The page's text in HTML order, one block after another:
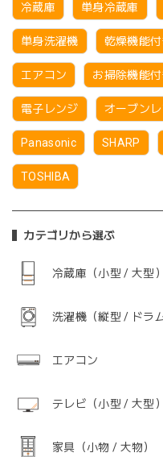
冷蔵庫 単身冷蔵庫
単身洗濯機 乾燥機能
エアコン お掃除機能
電子レンジ オーブン
Panasonic SHARP
TOSHIBA
カテゴリから選ぶ
冷蔵庫（小型 / 大型）
洗濯機（縦型 / ドラム
エアコン
テレビ（小型 / 大型）
家具（小物 / 大物）